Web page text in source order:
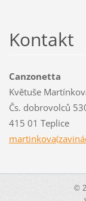
Kontakt
Canzonetta
Květuše
Čs. dobrovolců
415 01 Teplice
©